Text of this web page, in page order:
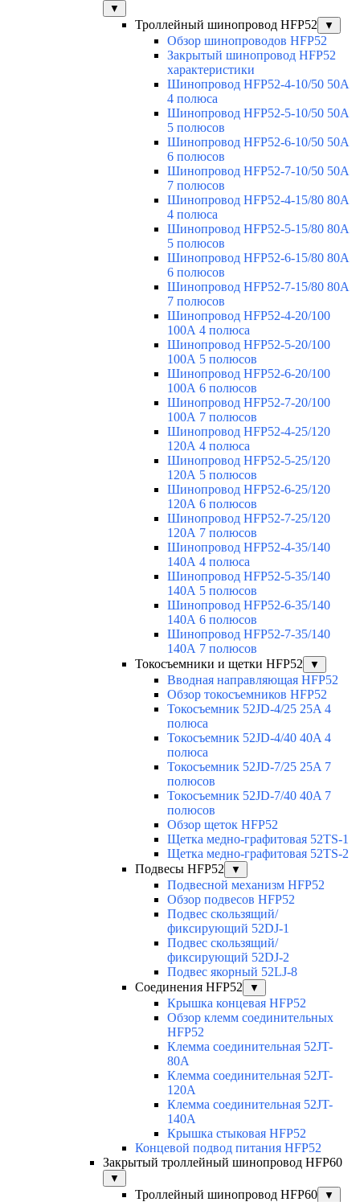
▼
Троллейный шинопровод HFP52 ▼
Обзор шинопроводов HFP52
Закрытый шинопровод HFP52
характеристики
Шинопровод HFP52-4-10/50 50A
4 полюса
Шинопровод HFP52-5-10/50 50А
5 полюсов
Шинопровод HFP52-6-10/50 50А
6 полюсов
Шинопровод HFP52-7-10/50 50А
7 полюсов
Шинопровод HFP52-4-15/80 80A
4 полюса
Шинопровод HFP52-5-15/80 80А
5 полюсов
Шинопровод HFP52-6-15/80 80А
6 полюсов
Шинопровод HFP52-7-15/80 80А
7 полюсов
Шинопровод HFP52-4-20/100
100А 4 полюса
Шинопровод HFP52-5-20/100
100А 5 полюсов
Шинопровод HFP52-6-20/100
100А 6 полюсов
Шинопровод HFP52-7-20/100
100А 7 полюсов
Шинопровод HFP52-4-25/120
120А 4 полюса
Шинопровод HFP52-5-25/120
120А 5 полюсов
Шинопровод HFP52-6-25/120
120А 6 полюсов
Шинопровод HFP52-7-25/120
120А 7 полюсов
Шинопровод HFP52-4-35/140
140А 4 полюса
Шинопровод HFP52-5-35/140
140А 5 полюсов
Шинопровод HFP52-6-35/140
140А 6 полюсов
Шинопровод HFP52-7-35/140
140А 7 полюсов
Токосъемники и щетки HFP52
▼
Вводная направляющая HFP52
Обзор токосъемников HFP52
Токосъемник 52JD-4/25 25A 4
полюса
Токосъемник 52JD-4/40 40A 4
полюса
Токосъемник 52JD-7/25 25A 7
полюсов
Токосъемник 52JD-7/40 40A 7
полюсов
Обзор щеток HFP52
Щетка медно-графитовая 52TS-1
Щетка медно-графитовая 52TS-2
Подвесы HFP52
▼
Подвесной механизм HFP52
Обзор подвесов HFP52
Подвес скользящий/
фиксирующий 52DJ-1
Подвес скользящий/
фиксирующий 52DJ-2
Подвес якорный 52LJ-8
Соединения HFP52
▼
Крышка концевая HFP52
Обзор клемм соединительных
HFP52
Клемма соединительная 52JT-
80A
Клемма соединительная 52JT-
120A
Клемма соединительная 52JT-
140A
Крышка стыковая HFP52
Концевой подвод питания HFP52
Закрытый троллейный шинопровод HFP60
▼
Троллейный шинопровод HFP60 ▼